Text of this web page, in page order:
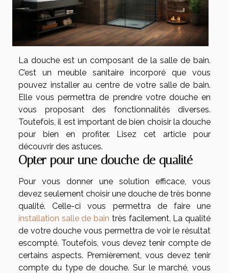
La douche est un composant de la salle de bain.
C’est un meuble sanitaire incorporé que vous
pouvez installer au centre de votre salle de bain.
Elle vous permettra de prendre votre douche en
vous proposant des fonctionnalités diverses.
Toutefois, il est important de bien choisir la douche
pour bien en profiter. Lisez cet article pour
découvrir des astuces.
Opter pour une douche de qualité
Pour vous donner une solution efficace, vous
devez seulement choisir une douche de très bonne
qualité. Celle-ci vous permettra de faire une
installation salle de bain très facilement. La qualité
de votre douche vous permettra de voir le résultat
escompté. Toutefois, vous devez tenir compte de
certains aspects. Premièrement, vous devez tenir
compte du type de douche. Sur le marché, vous